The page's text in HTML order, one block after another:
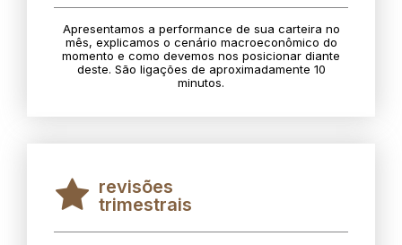
Apresentamos a performance de sua carteira no
mês, explicamos o cenário macroeconômico do
momento e como devemos nos posicionar diante
deste. São ligações de aproximadamente 10
minutos.
revisões
trimestrais